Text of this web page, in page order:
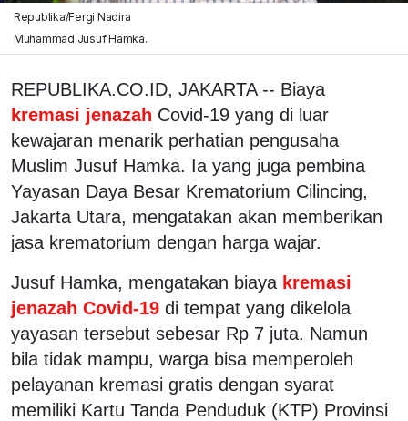
Republika/Fergi Nadira
Muhammad Jusuf Hamka.
REPUBLIKA.CO.ID, JAKARTA -- Biaya
kremasi jenazah Covid-19 yang di luar
kewajaran menarik perhatian pengusaha
Muslim Jusuf Hamka. Ia yang juga pembina
Yayasan Daya Besar Krematorium Cilincing,
Jakarta Utara, mengatakan akan memberikan
jasa krematorium dengan harga wajar.
Jusuf Hamka, mengatakan biaya kremasi
jenazah Covid-19 di tempat yang dikelola
yayasan tersebut sebesar Rp 7 juta. Namun
bila tidak mampu, warga bisa memperoleh
pelayanan kremasi gratis dengan syarat
memiliki Kartu Tanda Penduduk (KTP) Provinsi